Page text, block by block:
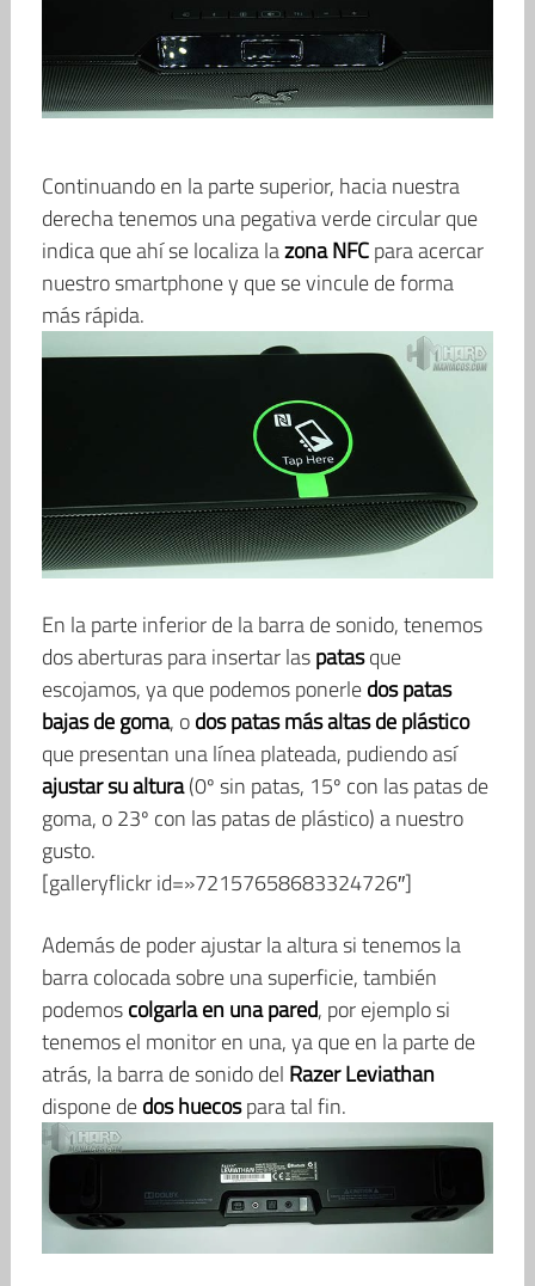
Continuando en la parte superior, hacia nuestra
derecha tenemos una pegativa verde circular que
indica que ahí se localiza lazona NFCpara acercar
nuestro smartphone y que se vincule de forma
más rápida.
En la parte inferior de la barra de sonido, tenemos
dos aberturas para insertar laspatasque
escojamos, ya que podemos ponerledos patas
bajas de goma, odos patas más altas de plástico
que presentan una línea plateada, pudiendo así
ajustar su altura(0º sin patas, 15º con las patas de
goma, o 23º con las patas de plástico) a nuestro
gusto.
[galleryflickr id=»72157658683324726″]
Además de poder ajustar la altura si tenemos la
barra colocada sobre una superficie, también
podemoscolgarla en una pared, por ejemplo si
tenemos el monitor en una, ya que en la parte de
atrás, la barra de sonido del Razer Leviathan
dispone dedos huecospara tal fin.